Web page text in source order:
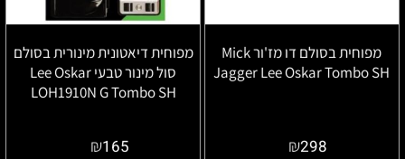
מפוחית בסולם דו מז'ור Mick
Jagger Lee Oskar Tombo SH
₪298
מפוחית דיאטונית מינורית בסולם
סול מינור טבעי Lee Oskar
LOH1910N G Tombo SH
₪165